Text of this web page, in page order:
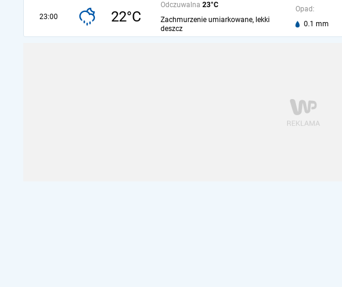
23:00 22°C
Odczuwalna 23°C
Zachmurzenie umiarkowane, lekki
deszcz
Opad:
0.1 mm